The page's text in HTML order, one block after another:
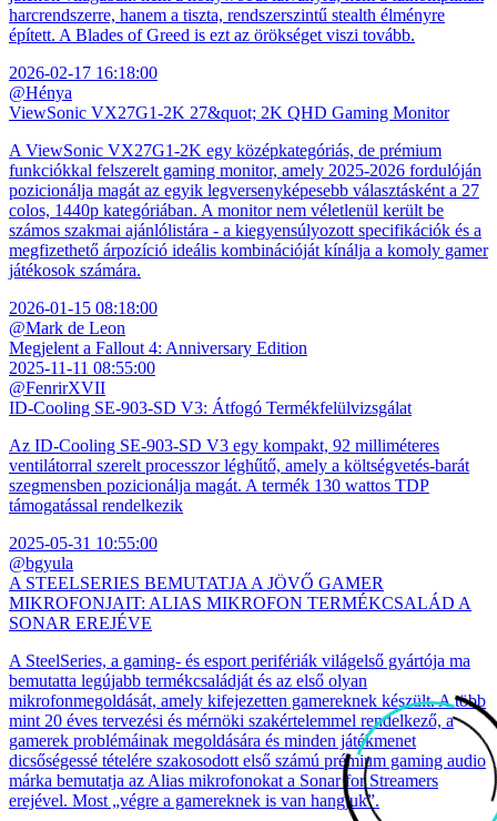
harcrendszerre, hanem a tiszta, rendszerszintű stealth élményre
épített. A Blades of Greed is ezt az örökséget viszi tovább.
2026-02-17 16:18:00
@Hénya
ViewSonic VX27G1-2K 27&quot; 2K QHD Gaming Monitor
A ViewSonic VX27G1-2K egy középkategóriás, de prémium
funkciókkal felszerelt gaming monitor, amely 2025-2026 fordulóján
pozicionálja magát az egyik legversenyképesebb választásként a 27
colos, 1440p kategóriában. A monitor nem véletlenül került be
számos szakmai ajánlólistára - a kiegyensúlyozott specifikációk és a
megfizethető árpozíció ideális kombinációját kínálja a komoly gamer
játékosok számára.
2026-01-15 08:18:00
@Mark de Leon
Megjelent a Fallout 4: Anniversary Edition
2025-11-11 08:55:00
@FenrirXVII
ID-Cooling SE-903-SD V3: Átfogó Termékfelülvizsgálat
Az ID-Cooling SE-903-SD V3 egy kompakt, 92 milliméteres
ventilátorral szerelt processzor léghűtő, amely a költségvetés-barát
szegmensben pozicionálja magát. A termék 130 wattos TDP
támogatással rendelkezik
2025-05-31 10:55:00
@bgyula
A STEELSERIES BEMUTATJA A JÖVŐ GAMER
MIKROFONJAIT: ALIAS MIKROFON TERMÉKCSALÁD A
SONAR EREJÉVE
A SteelSeries, a gaming- és esport perifériák világelső gyártója ma
bemutatta legújabb termékcsaládját és az első olyan
mikrofonmegoldását, amely kifejezetten gamereknek készült. A több
mint 20 éves tervezési és mérnöki szakértelemmel rendelkező, a
gamerek problémáinak megoldására és minden játékmenet
dicsőségessé tételére szakosodott első számú prémium gaming audio
márka bemutatja az Alias mikrofonokat a Sonar for Streamers
erejével. Most „végre a gamereknek is van hangjuk”.